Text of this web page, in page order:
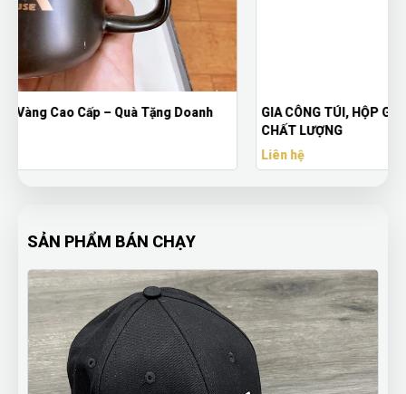
GIA CÔNG TÚI, HỘP GIẤY THEO YÊU CẦU - HỘP GIẤY
SẢN PHẨM BÁN CHẠY